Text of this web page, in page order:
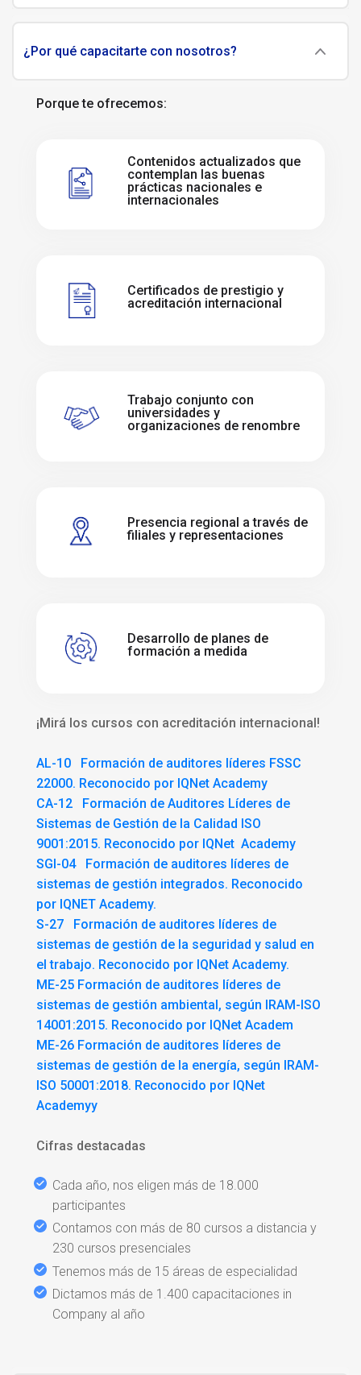
¿Por qué capacitarte con nosotros?
Porque te ofrecemos:
Contenidos actualizados que
contemplan las buenas
prácticas nacionales e
internacionales
Certificados de prestigio y
acreditación internacional
Trabajo conjunto con
universidades y
organizaciones de renombre
Presencia regional a través de
filiales y representaciones
Desarrollo de planes de
formación a medida
¡Mirá los cursos con acreditación internacional!
AL-10 Formación de auditores líderes FSSC
22000. Reconocido por IQNet Academy
CA-12 Formación de Auditores Líderes de
Sistemas de Gestión de la Calidad ISO
9001:2015. Reconocido por IQNet Academy
SGI-04 Formación de auditores líderes de
sistemas de gestión integrados. Reconocido
por IQNET Academy.
S-27 Formación de auditores líderes de
sistemas de gestión de la seguridad y salud en
el trabajo. Reconocido por IQNet Academy.
ME-25 Formación de auditores líderes de
sistemas de gestión ambiental, según IRAM-ISO
14001:2015. Reconocido por IQNet Academ
ME-26 Formación de auditores líderes de
sistemas de gestión de la energía, según IRAM-
ISO 50001:2018. Reconocido por IQNet
Academyy
Cifras destacadas
Cada año, nos eligen más de 18.000
participantes
Contamos con más de 80 cursos a distancia y
230 cursos presenciales
Tenemos más de 15 áreas de especialidad
Dictamos más de 1.400 capacitaciones in
Company al año